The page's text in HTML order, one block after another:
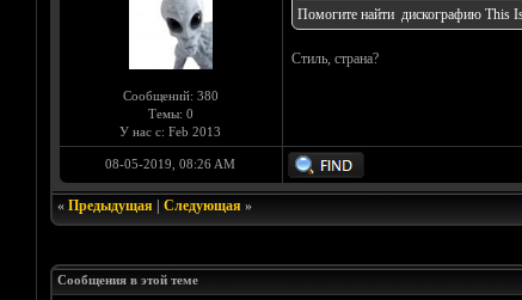
Сообщений: 380
Темы: 0
У нас с: Feb 2013
Помогите найти дискографию This
Стиль, страна?
08-05-2019, 08:26 AM
« Предыдущая| Следующая»
Сообщения в этой теме